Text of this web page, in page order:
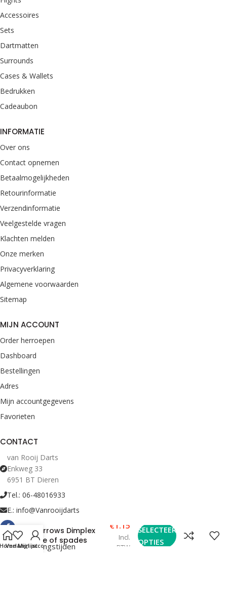
Accessoires
Sets
Dartmatten
Surrounds
Cases & Wallets
Bedrukken
Cadeaubon
INFORMATIE
Over ons
Contact opnemen
Betaalmogelijkheden
Retourinformatie
Verzendinformatie
Veelgestelde vragen
Klachten melden
Onze merken
Privacyverklaring
Algemene voorwaarden
Sitemap
MIJN ACCOUNT
Order herroepen
Dashboard
Bestellingen
Adres
Mijn accountgegevens
Favorieten
CONTACT
van Rooij Darts
Enkweg 33
6951 BT Dieren
Tel.: 06-48016933
E.: info@Vanrooijdarts
Bekijk Openingstijden
Harrows Dimplex
Ace of spades
€ 1.15
Incl.
BTW
SELECTEER
OPTIES
Verlanglijst
Mijn account